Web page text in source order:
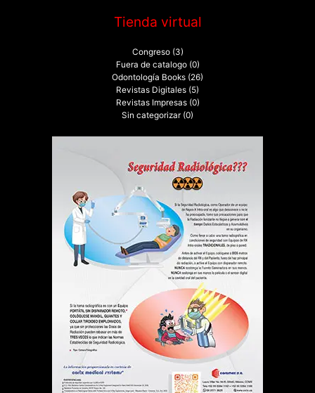
Tienda virtual
Congreso (3)
Fuera de catalogo (0)
Odontología Books (26)
Revistas Digitales (5)
Revistas Impresas (0)
Sin categorizar (0)